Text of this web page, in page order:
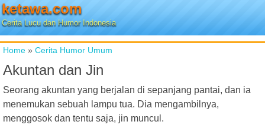
ketawa.com
Cerita Lucu dan Humor Indonesia
Home » Cerita Humor Umum
Akuntan dan Jin
Seorang akuntan yang berjalan di sepanjang pantai, dan ia
menemukan sebuah lampu tua. Dia mengambilnya,
menggosok dan tentu saja, jin muncul.